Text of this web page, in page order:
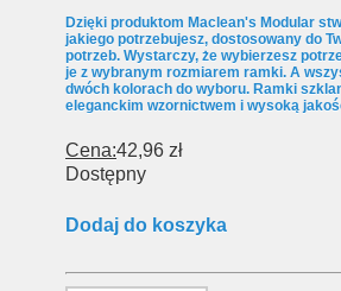
Dzięki produktom Maclean's Modular
jakiego potrzebujesz, dostosowany do
potrzeb. Wystarczy, że wybierzesz
je z wybranym rozmiarem ramki. A
dwóch kolorach do wyboru. Ramki
eleganckim wzornictwem i wysoką
Cena:42,96 zł
Dostępny
Dodaj do koszyka